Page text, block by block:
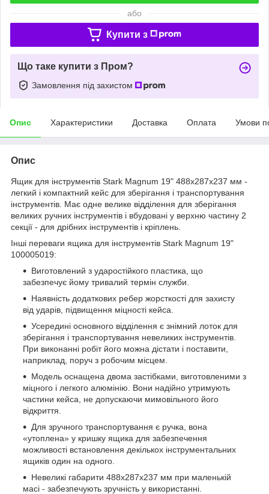
або
Купити з
Що таке купити з Пром?
Замовлення під захистом
Опис Характеристики Доставка Оплата Умови
Опис
Ящик для інструментів Stark Magnum 19" 488x287x237 мм -
легкий і компактний кейс для зберігання і транспортування
інструментів. Має одне велике відділення для зберігання
великих ручних інструментів і вбудовані у верхню частину 2
секції - для дрібних інструментів і кріплень.
Інші переваги ящика для інструментів Stark Magnum 19"
100005019:
Виготовлений з ударостійкого пластика, що
забезпечує йому тривалий термін служби.
Наявність додаткових ребер жорсткості для захисту
від ударів, підвищення міцності кейса.
Усередині основного відділення є знімний лоток для
зберігання і транспортування невеликих інструментів.
При виконанні робіт його можна дістати і поставити,
наприклад, поруч з робочим місцем.
Модель оснащена двома застібками, виготовленими з
міцного і легкого алюмінію. Вони надійно утримують
частини кейса, не допускаючи мимовільного його
відкриття.
Для зручного транспортування є ручка, вона
«утоплена» у кришку ящика для забезпечення
можливості встановлення декількох інструментальних
ящиків один на одного.
Невеликі габарити 488x287x237 мм при маленькій
масі - забезпечують зручність у використанні.